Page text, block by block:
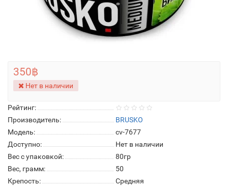
Рейтинг:
Производитель:
BRUSKO
Модель:
cv-7677
Доступно:
Нет в наличии
Вес с упаковкой:
80гр
Вес, грамм:
50
Крепость:
Средняя
350฿
Нет в наличии